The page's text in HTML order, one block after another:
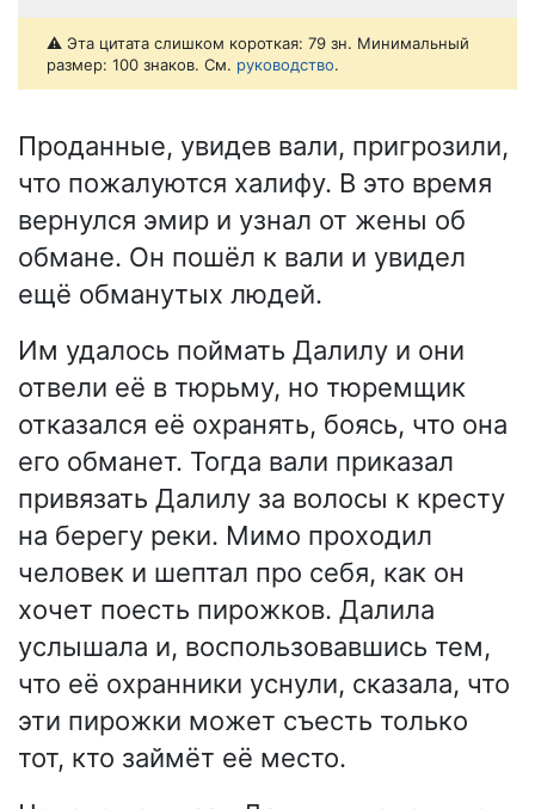
⚠️ Эта цитата слишком короткая: 79 зн. Минимальный
размер: 100 знаков. См. руководство.
Проданные, увидев вали, пригрозили,
что пожалуются халифу. В это время
вернулся эмир и узнал от жены об
обмане. Он пошёл к вали и увидел
ещё обманутых людей.
Им удалось поймать Далилу и они
отвели её в тюрьму, но тюремщик
отказался её охранять, боясь, что она
его обманет. Тогда вали приказал
привязать Далилу за волосы к кресту
на берегу реки. Мимо проходил
человек и шептал про себя, как он
хочет поесть пирожков. Далила
услышала и, воспользовавшись тем,
что её охранники уснули, сказала, что
эти пирожки может съесть только
тот, кто займёт её место.